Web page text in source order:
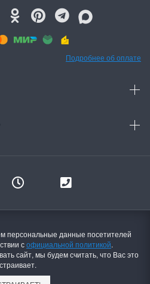
Подробнее об оплате
персональные данные посетителей
софициальной политикой.
сайт, мы будем считать, что Вас это